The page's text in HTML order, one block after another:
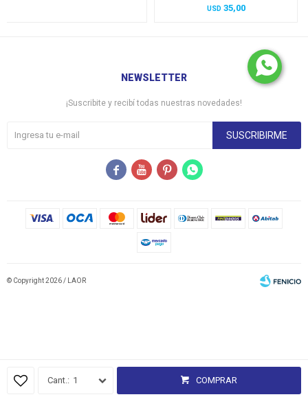
1 COMPRAR
USD 35,00
NEWSLETTER
¡Suscribite y recibí todas nuestras novedades!
SUSCRIBIRME
   
© Copyright 2026 / LAOR